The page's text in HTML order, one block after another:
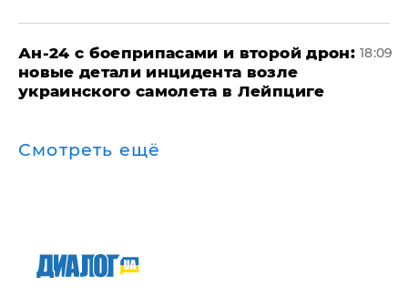
Ан-24 с боеприпасами и второй дрон:
новые детали инцидента возле
украинского самолета в Лейпциге
18:09
Смотреть ещё